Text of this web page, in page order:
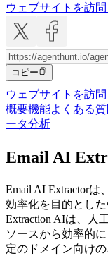
ウェブサイトを訪問
コピー
ウェブサイトを訪問
概要機能よくある質
ータ分析
Email AI
Email AI Extractor
効率化を目的とし
Extraction AIは、人
ソースから効率的
定のドメイン向け